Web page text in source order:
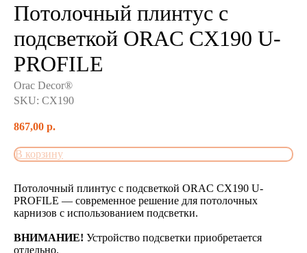
Потолочный плинтус с
подсветкой ORAC CX190 U-
PROFILE
Orac Decor®
SKU: CX190
867,00 р.
В корзину
Потолочный плинтус с подсветкой ORAC CX190 U-
PROFILE — современное решение для потолочных
карнизов с использованием подсветки.
ВНИМАНИЕ! Устройство подсветки приобретается
отдельно.